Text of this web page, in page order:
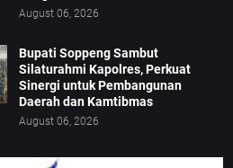
August 06, 2026
Bupati Soppeng Sambut
Silaturahmi Kapolres, Perkuat
Sinergi untuk Pembangunan
Daerah dan Kamtibmas
August 06, 2026